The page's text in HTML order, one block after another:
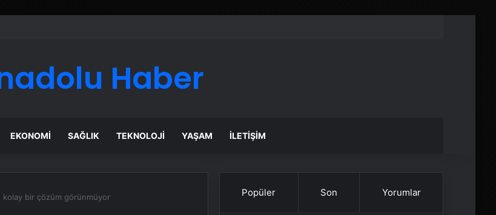
Haber
EKONOMI SAĞLIK TEKNOLOJI YAŞAM İLETIŞIM
kolay bir çözüm görünmüyor Popüler Son Yorumlar